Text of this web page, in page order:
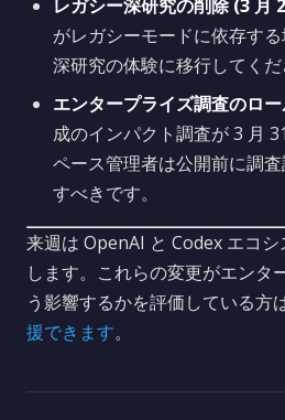
レガシー深研究の削除 (3 月
がレガシーモードに依存す
深研究の体験に移行してくだ
エンタープライズ調査のロー
成のインパクト調査が 3 月
ペース管理者は公開前に調
すべきです。
来週は OpenAI と Codex エコ
します。これらの変更がエンタ
う影響するかを評価している方は
援できます。